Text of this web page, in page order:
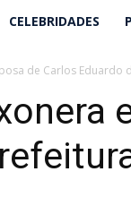
CELEBRIDADES
de Carlos Eduardo